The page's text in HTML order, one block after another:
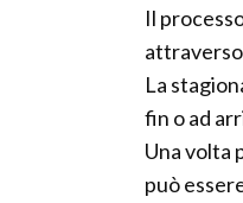
Il
attraverso
La
fin o ad
Una volta
può